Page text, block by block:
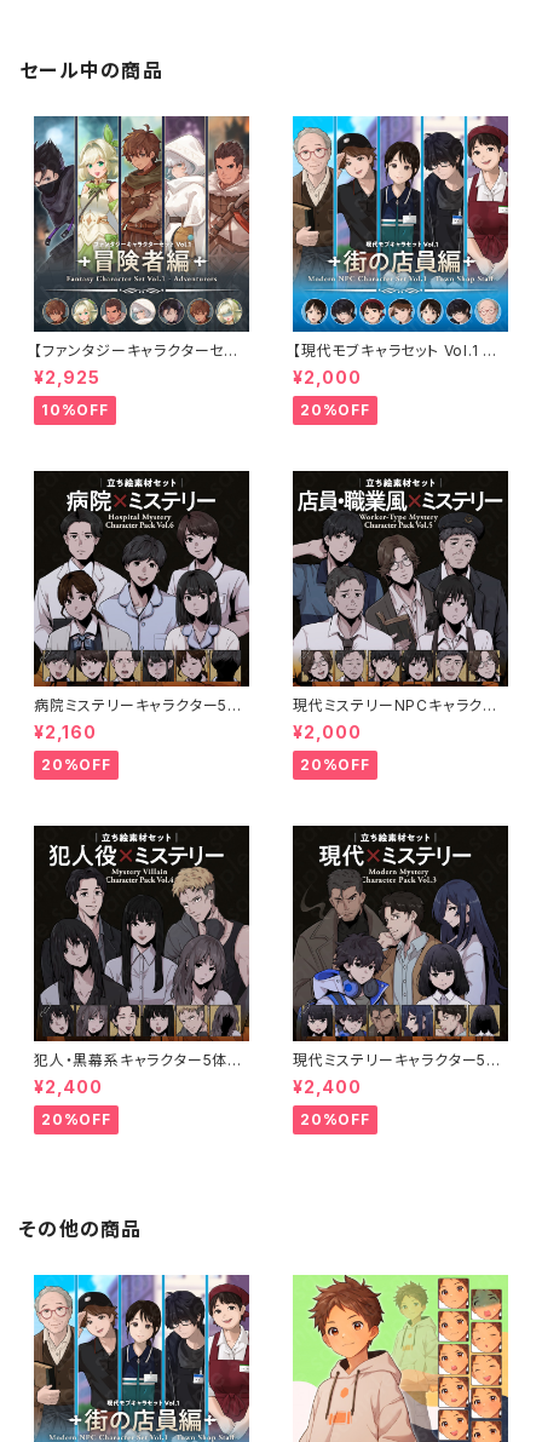
セール中の商品
【ファンタジーキャラクターセット
Vol.1 冒険者編】冒険者・弓使
い・戦士・僧侶・アサシンの立ち
絵素材5人セット・表情差分あり
¥2,925
10%OFF
【現代モブキャラセット Vol.1 街
の店員編】コンビニ・ファストフ
ード・スーパー・古本屋・オタク
店員の立ち絵素材5人セット・表
情差分あり
¥2,000
20%OFF
病院ミステリーキャラクター5体
セットの立ち絵素材｜医師・看護
師・患者・受付
¥2,160
20%OFF
現代ミステリーNPCキャラクタ
ー5体セット｜店員・運転手・情
報屋・TRPG向け立ち絵素材
¥2,000
20%OFF
犯人・黒幕系キャラクター5体セ
ットの立ち絵素材｜ペン画調・ミ
ステリー向け｜不良・ヤンデレ・
優等生など
¥2,400
20%OFF
現代ミステリーキャラクター5体
セットの立ち絵素材｜ペン画調・
ミステリー・事件系向け｜探偵・
刑事・エンジニアなど
¥2,400
20%OFF
その他の商品